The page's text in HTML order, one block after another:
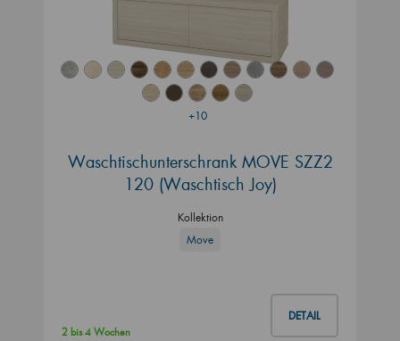
+10
Waschtischunterschrank MOVE SZZ2
120 (Waschtisch Joy)
Kollektion
Move
DETAIL
2 bis 4 Wochen